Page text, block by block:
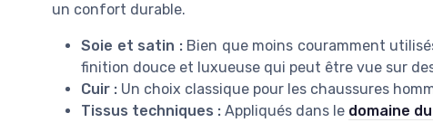
un confort durable.
Soie et satin :Bien que moins couramment
finition douce et luxueuse qui peut être vue sur
Cuir : Un choix classique pour les chaussures
Tissus techniques : Appliqués dans le domaine